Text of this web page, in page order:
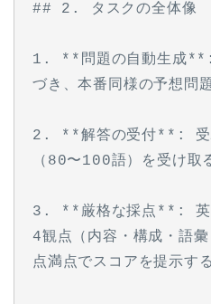
## 2. タスクの全体像
1. **問題の自動生成**:
づき、本番同様の予想問
2. **解答の受付**: 受
（80〜100語）を受け取
3. **厳格な採点**: 英検
4観点（内容・構成・語
点満点でスコアを提示する